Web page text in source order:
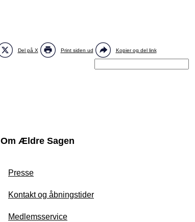
Del på X Print siden ud Kopier og del link
Om Ældre Sagen
Presse
Kontakt og åbningstider
Medlemsservice